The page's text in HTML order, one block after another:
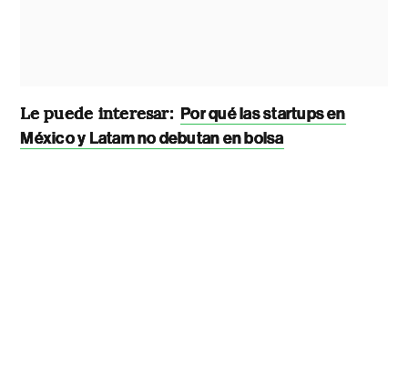
Le puede interesar: Por qué las startups en
México y Latam no debutan en bolsa